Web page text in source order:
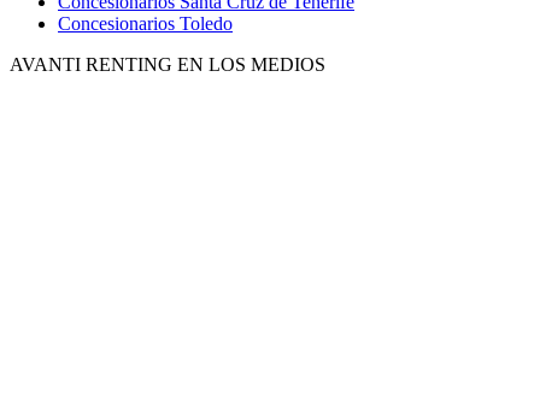
Concesionarios Toledo
AVANTI RENTING EN LOS MEDIOS